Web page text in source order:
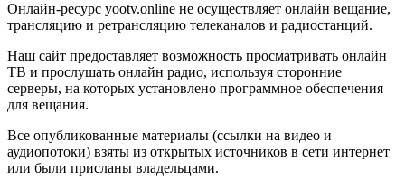
Онлайн-ресурс yootv.online не осуществляет онлайн вещание,
трансляцию и ретрансляцию телеканалов и радиостанций.
Наш сайт предоставляет возможность просматривать онлайн
ТВ и прослушать онлайн радио, используя сторонние
серверы, на которых установлено программное обеспечения
для вещания.
Все опубликованные материалы (ссылки на видео и
аудиопотоки) взяты из открытых источников в сети интернет
или были присланы владельцами.